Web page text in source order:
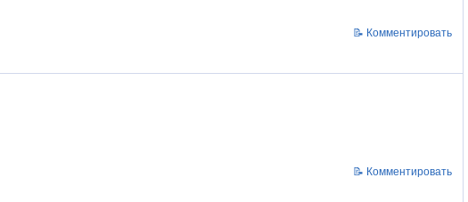
📝 Комментировать
📝 Комментировать